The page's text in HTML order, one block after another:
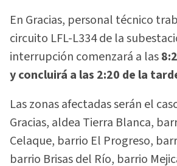
En Gracias, personal técnico
circuito LFL-L334 de la
interrupción comenzará a las
y concluirá a las 2:20 de la
Las zonas afectadas serán el
Gracias, aldea Tierra Blanca,
Celaque, barrio El Progreso,
barrio Brisas del Río, barrio